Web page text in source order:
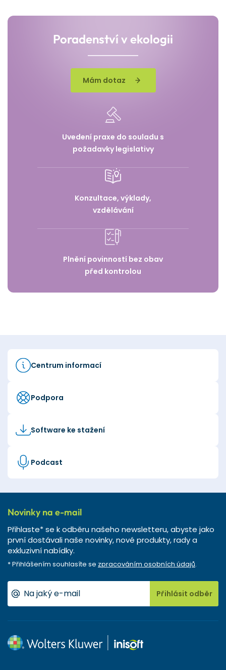
Poradenství v ekologii
Mám dotaz
Uvedení praxe do souladu s
požadavky legislativy
Konzultace, výklady,
vzdělávání
Plnění povinností bez obav
před kontrolou
Centrum informací
Podpora
Software ke stažení
Podcast
Novinky na e-mail
Přihlaste* se k odběru našeho newsletteru, abyste jako
první dostávali naše novinky, nové produkty, rady a
exkluzivní nabídky.
* Přihlášením souhlasíte se zpracováním osobních údajů.
Přihlásit odběr